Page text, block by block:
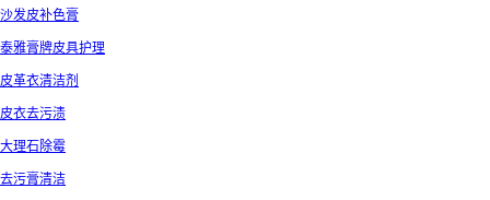
沙发皮补色膏
泰雅膏牌皮具护理
皮革衣清洁剂
皮衣去污渍
大理石除霉
去污膏清洁